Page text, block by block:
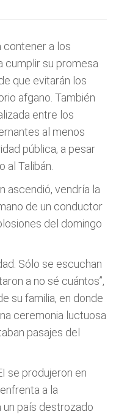
contener a los
cumplir su promesa
que evitarán los
afgano. También
entre los
al menos
pública, a pesar
Talibán.
ascendió, vendría la
de un conductor
del domingo
Sólo se escuchan
a no sé cuántos”,
su familia, en donde
ceremonia luctuosa
pasajes del
se produjeron en
a la
país destrozado